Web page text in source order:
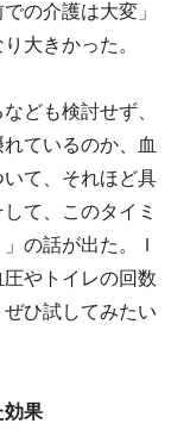
の介護は大変」
大きかった。
ども検討せず、
ているのか、血
て、それほど具
て、このタイミ
の話が出た。Ｉ
やトイレの回数
ひ試してみたい
効果